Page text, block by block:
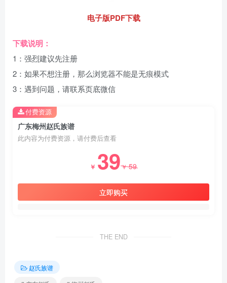
电子版PDF下载
下载说明：
1：强烈建议先注册
2：如果不想注册，那么浏览器不能是无痕模式
3：遇到问题，请联系页底微信
广东梅州赵氏族谱
此内容为付费资源，请付费后查看
￥ 39￥59
立即购买
付费资源
THE END
赵氏族谱